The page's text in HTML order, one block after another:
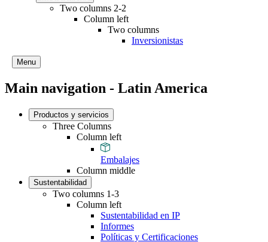
Two columns 2-2
Column left
Two columns
Inversionistas
Menu
Main navigation - Latin America
Productos y servicios
Three Columns
Column left
Embalajes
Column middle
Sustentabilidad
Two columns 1-3
Column left
Sustentabilidad en IP
Informes
Políticas y Certificaciones